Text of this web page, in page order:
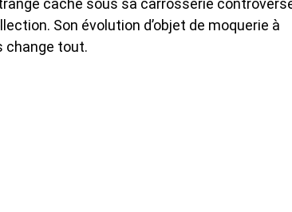
Son évolution d’objet de moquerie à
change tout.